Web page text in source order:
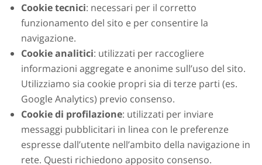
Cookie tecnici: necessari per il corretto
funzionamento del sito e per consentire la
navigazione.
Cookie analitici: utilizzati per raccogliere
informazioni aggregate e anonime sull’uso del sito.
Utilizziamo sia cookie propri sia di terze parti (es.
Google Analytics) previo consenso.
Cookie di profilazione: utilizzati per inviare
messaggi pubblicitari in linea con le preferenze
espresse dall’utente nell’ambito della navigazione in
rete. Questi richiedono apposito consenso.